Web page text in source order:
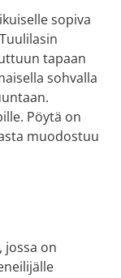
sopiva
tapaan
sohvalla
Pöytä on
muodostuu
jossa on